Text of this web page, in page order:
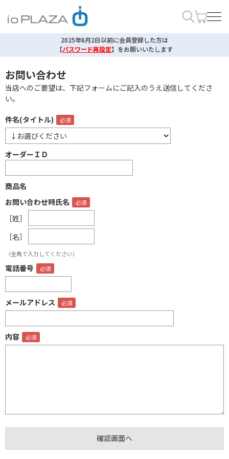
2025年6月2日以前に会員登録した方は
【パスワード再設定】 をお願いいたします
お問い合わせ
当店へのご要望は、下記フォームにご記入のうえ送信してくださ
い。
件名(タイトル)
オーダーＩＤ
商品名
お問い合わせ時氏名
［姓］
［名］
（全角で入力してください）
電話番号
メールアドレス
内容